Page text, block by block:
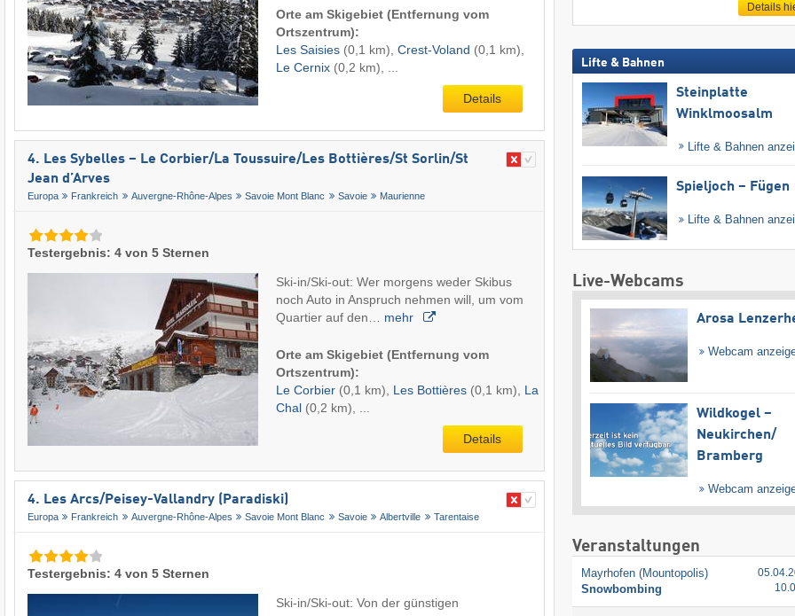
Orte am Skigebiet (Entfernung vom
Ortszentrum):
Les Saisies (0,1 km), Crest-Voland (0,1 km),
Le Cernix (0,2 km), ...
Details
4. Les Sybelles – Le Corbier/​La Toussuire/​Les Bottières/​St Sorlin/​St
Jean d’Arves
Europa Frankreich Auvergne-Rhône-Alpes Savoie Mont Blanc Savoie Maurienne
Testergebnis: 4 von 5 Sternen
Ski-in/Ski-out: Wer morgens weder Skibus
noch Auto in Anspruch nehmen will, um vom
Quartier auf den… mehr
Orte am Skigebiet (Entfernung vom
Ortszentrum):
Le Corbier (0,1 km), Les Bottières (0,1 km), La
Chal (0,2 km), ...
Details
4. Les Arcs/​Peisey-Vallandry (Paradiski)
Europa Frankreich Auvergne-Rhône-Alpes Savoie Mont Blanc Savoie Albertville Tarentaise
Testergebnis: 4 von 5 Sternen
Ski-in/Ski-out: Von der günstigen
Details
Lifte & Bahnen
Steinplatte
Winklmoosalm
Lifte & Bahnen
Spieljoch – Fügen
Lifte & Bahnen
Live-Webcams
Arosa
Webcam
Wildkogel –
Neukirchen/​
Bramberg
Webcam
Veranstaltungen
Mayrhofen (Mountopolis)
Snowbombing